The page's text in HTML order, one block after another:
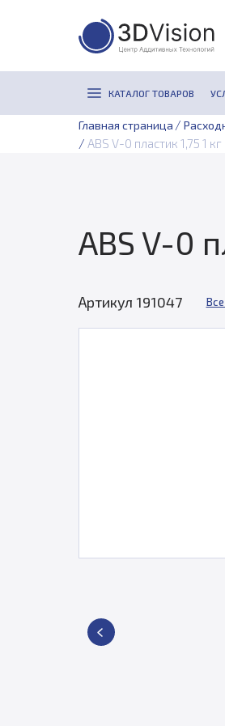
КАТАЛОГ ТОВАРОВ
Главная страница /
/ ABS V-0 пластик 1,75 1
ABS V-0
Артикул 191047